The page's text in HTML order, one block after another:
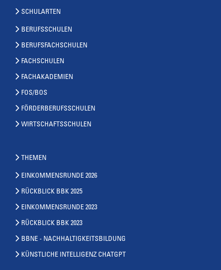
SCHULARTEN
BERUFSSCHULEN
BERUFSFACHSCHULEN
FACHSCHULEN
FACHAKADEMIEN
FOS/BOS
FÖRDERBERUFSSCHULEN
WIRTSCHAFTSSCHULEN
THEMEN
EINKOMMENSRUNDE 2026
RÜCKBLICK BBK 2025
EINKOMMENSRUNDE 2023
RÜCKBLICK BBK 2023
BBNE - NACHHALTIGKEITSBILDUNG
KÜNSTLICHE INTELLIGENZ CHATGPT